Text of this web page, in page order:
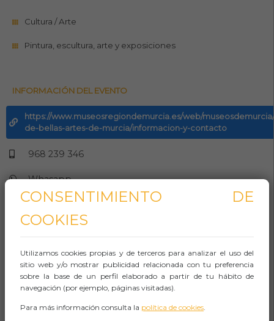
Cultura / Arte
Pintura, escultura, arte y exposiciones
INFORMACIÓN DEL EVENTO
https://www.museosregiondemurcia.es/web/
de-bellas-artes-de-murcia/informacion-y-contacto
968 239 346
Whasapp
Aforo:
C/ Obispo Frutos, Nº 12 - 30003
Murcia
MURCIA
CONSENTIMIENTO DE
COOKIES
Utilizamos cookies propias y de terceros para analizar el uso del
sitio web y/o mostrar publicidad relacionada con tu preferencia
sobre la base de un perfil elaborado a partir de tu hábito de
navegación (por ejemplo, páginas visitadas).
Para más información consulta la política de cookies